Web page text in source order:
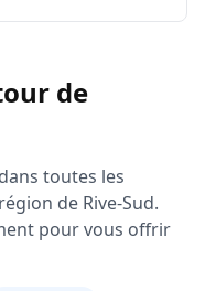
de
toutes les
de Rive-Sud.
pour vous offrir